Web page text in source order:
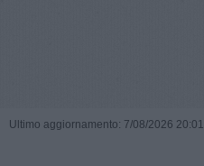
Ultimo aggiornamento: 7/08/2026 20:01 |